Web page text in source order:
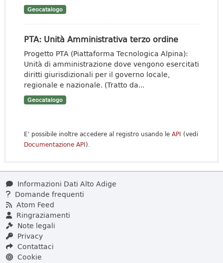
Geocatalogo
PTA: Unità Amministrativa terzo ordine
Progetto PTA (Piattaforma Tecnologica Alpina):
Unità di amministrazione dove vengono esercitati
diritti giurisdizionali per il governo locale,
regionale e nazionale. (Tratto da...
Geocatalogo
E' possibile inoltre accedere al registro usando le API (vedi
Documentazione API).
Informazioni Dati Alto Adige
Domande frequenti
Atom Feed
Ringraziamenti
Note legali
Privacy
Contattaci
Cookie